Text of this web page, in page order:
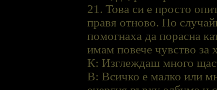
21. Това си е просто
правя отново. По
помогнаха да порасна
имам повече чувство за
К: Изглеждаш много
В: Всичко е малко или